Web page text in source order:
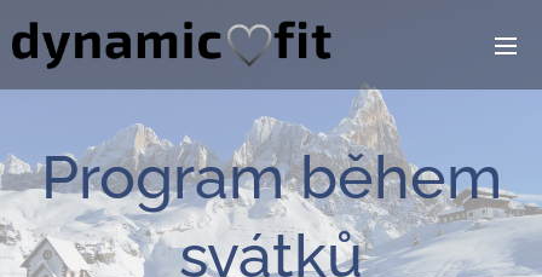
Program během
svátků